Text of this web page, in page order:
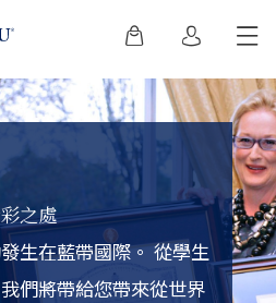
之處
生在藍帶國際。從學生
們將帶給您帶來從世界